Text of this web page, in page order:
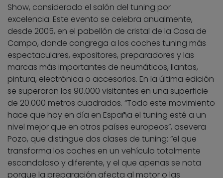
Show, considerado el salón del tuning por
excelencia. Este evento se celebra anualmente,
desde 2005, en el pabellón de cristal de la Casa de
Campo, donde congrega a los coches tuning más
espectaculares, expositores, preparadores y las
marcas más importantes de neumáticos, llantas,
pintura, electrónica o accesorios. En la última edición
se superaron los 90.000 visitantes en una superficie
de 20.000 metros cuadrados. “Todo este movimiento
hace que hoy en día en España el tuning esté a un
nivel mejor que en otros países europeos”, asevera
Pozo, que distingue dos clases de tuning: “el que
transforma los coches en un vehículo totalmente
escandaloso y diferente, y el que apenas se nota
porque la preparación afecta al motor o las